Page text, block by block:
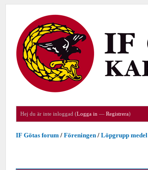
Hej du är inte inloggad (Logga in —Registrera)
IF Götas forum /Föreningen /Löpgrupp medel